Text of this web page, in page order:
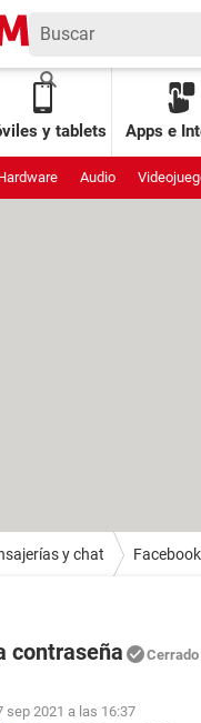
y tablets Apps e
Audio
y chat Facebook
contraseña Cerrado
sep 2021 a las 16:37